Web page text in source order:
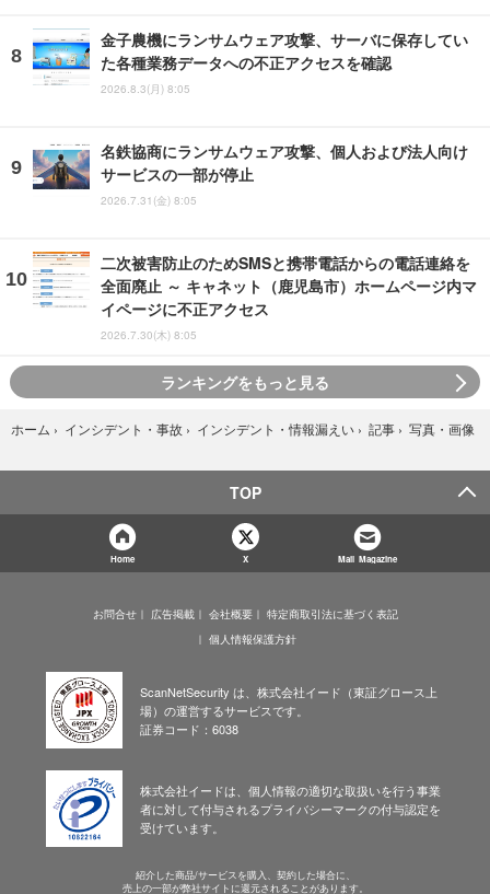
金子農機にランサムウェア攻撃、サーバに保存してい
た各種業務データへの不正アクセスを確認
2026.8.3(月) 8:05
名鉄協商にランサムウェア攻撃、個人および法人向け
サービスの一部が停止
2026.7.31(金) 8:05
二次被害防止のためSMSと携帯電話からの電話連絡を
全面廃止 ～ キャネット（鹿児島市）ホームページ内マ
イページに不正アクセス
2026.7.30(木) 8:05
ランキングをもっと見る
ホーム › インシデント・事故 › インシデント・情報漏えい › 記事 › 写真・画像
TOP
Home X Mail Magazine
お問合せ 広告掲載 会社概要
特定商取引法に基づく表記
個人情報保護方針
ScanNetSecurity は、株式会社イード（東証グロース上
場）の運営するサービスです。
証券コード：6038
株式会社イードは、個人情報の適切な取扱いを行う事業
者に対して付与されるプライバシーマークの付与認定を
受けています。
紹介した商品/サービスを購入、契約した場合に、
売上の一部が弊社サイトに還元されることがあります。